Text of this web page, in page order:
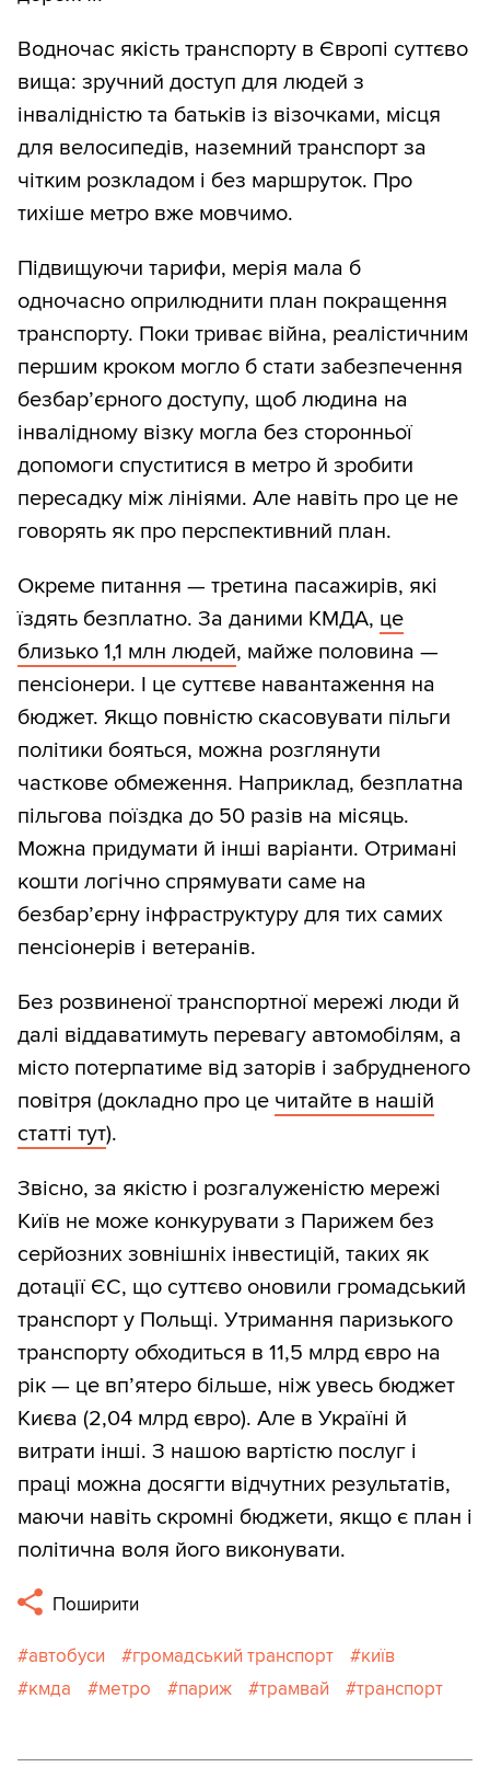
Водночас якість транспорту в Європі суттєво
вища: зручний доступ для людей з
інвалідністю та батьків із візочками, місця
для велосипедів, наземний транспорт за
чітким розкладом і без маршруток. Про
тихіше метро вже мовчимо.
Підвищуючи тарифи, мерія мала б
одночасно оприлюднити план покращення
транспорту. Поки триває війна, реалістичним
першим кроком могло б стати забезпечення
безбар’єрного доступу, щоб людина на
інвалідному візку могла без сторонньої
допомоги спуститися в метро й зробити
пересадку між лініями. Але навіть про це не
говорять як про перспективний план.
Окреме питання — третина пасажирів, які
їздять безплатно. За даними КМДА, це
близько 1,1 млн людей, майже половина —
пенсіонери. І це суттєве навантаження на
бюджет. Якщо повністю скасовувати пільги
політики бояться, можна розглянути
часткове обмеження. Наприклад, безплатна
пільгова поїздка до 50 разів на місяць.
Можна придумати й інші варіанти. Отримані
кошти логічно спрямувати саме на
безбар’єрну інфраструктуру для тих самих
пенсіонерів і ветеранів.
Без розвиненої транспортної мережі люди й
далі віддаватимуть перевагу автомобілям, а
місто потерпатиме від заторів і забрудненого
повітря (докладно про це читайте в нашій
статті тут).
Звісно, за якістю і розгалуженістю мережі
Київ не може конкурувати з Парижем без
серйозних зовнішніх інвестицій, таких як
дотації ЄС, що суттєво оновили громадський
транспорт у Польщі. Утримання паризького
транспорту обходиться в 11,5 млрд євро на
рік — це вп’ятеро більше, ніж увесь бюджет
Києва (2,04 млрд євро). Але в Україні й
витрати інші. З нашою вартістю послуг і
праці можна досягти відчутних результатів,
маючи навіть скромні бюджети, якщо є план і
політична воля його виконувати.
Поширити
автобуси громадський транспорт
київ
кмда
метро париж трамвай транспорт